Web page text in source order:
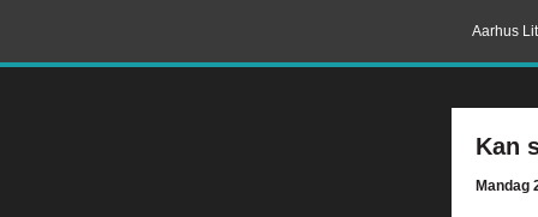
Aarhus
Kan
Mandag